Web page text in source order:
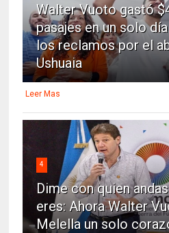
Walter Vuoto gastó
pasajes en un solo
los reclamos por el
Ushuaia
Leer Mas
4
Dime con quien
eres: Ahora Walter
Melella un solo